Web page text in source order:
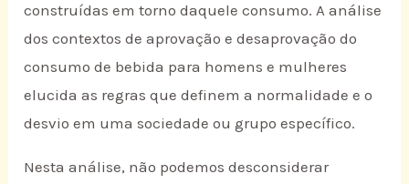
construídas em torno daquele consumo. A análise
dos contextos de aprovação e desaprovação do
consumo de bebida para homens e mulheres
elucida as regras que definem a normalidade e o
desvio em uma sociedade ou grupo específico.
Nesta análise, não podemos desconsiderar